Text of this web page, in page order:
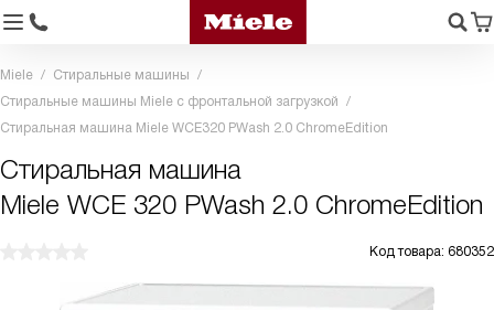
Miele
Стиральные машины
Стиральные машины Miele с фронтальной загрузкой
Стиральная машина Miele WCE320 PWash 2.0 ChromeEdition
Стиральная машина
Miele WCE 320 PWash 2.0 ChromeEdition
Код товара: 680352